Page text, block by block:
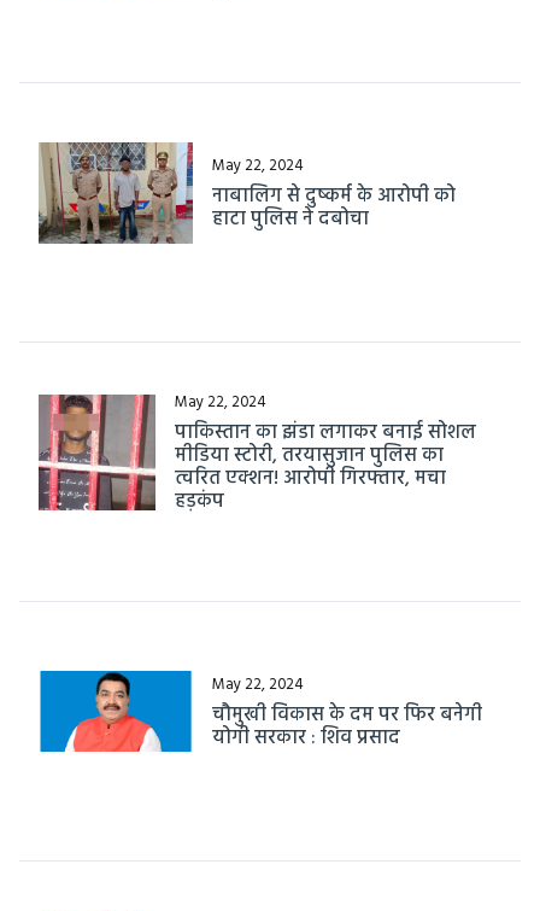
May 22, 2024
नाबालिग से दुष्कर्म के आरोपी को
हाटा पुलिस ने दबोचा
May 22, 2024
पाकिस्तान का झंडा लगाकर बनाई सोशल
मीडिया स्टोरी, तरयासुजान पुलिस का
त्वरित एक्शन! आरोपी गिरफ्तार, मचा
हड़कंप
May 22, 2024
चौमुखी विकास के दम पर फिर बनेगी
योगी सरकार : शिव प्रसाद